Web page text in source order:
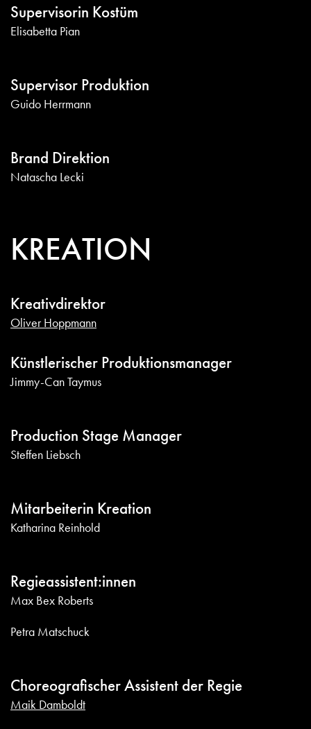
Supervisorin Kostüm
Elisabetta Pian
Supervisor Produktion
Guido Herrmann
Brand Direktion
Natascha Lecki
KREATION
Kreativdirektor
Oliver Hoppmann
Künstlerischer Produktionsmanager
Jimmy-Can Taymus
Production Stage Manager
Steffen Liebsch
Mitarbeiterin Kreation
Katharina Reinhold
Regieassistent:innen
Max Bex Roberts
Petra Matschuck
Choreografischer Assistent der Regie
Maik Damboldt